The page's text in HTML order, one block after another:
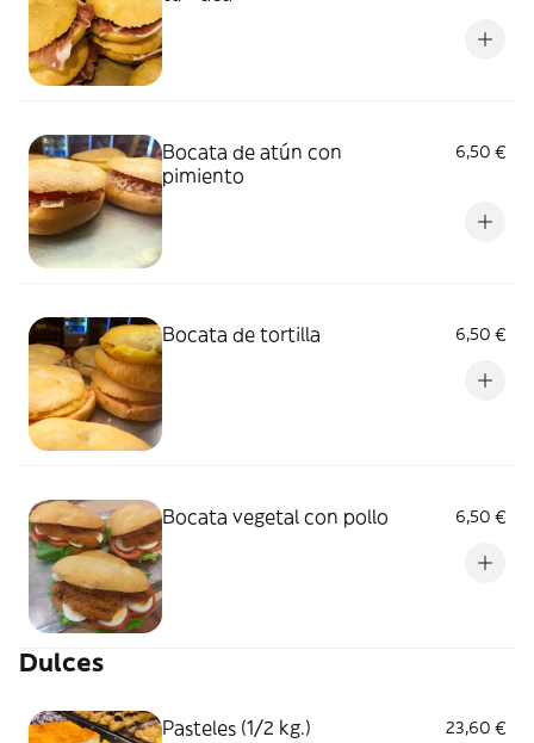
Bocata de atún con
pimiento
6,50 €
Bocata de tortilla 6,50 €
Bocata vegetal con pollo 6,50 €
Dulces
Pasteles (1/2 kg.) 23,60 €